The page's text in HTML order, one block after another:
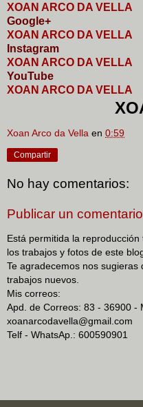
XOAN ARCO DA VELLA
Google+
XOAN ARCO DA VELLA
nstagram
XOAN ARCO DA VELLA
YouTube
XOAN ARCO DA VELLA
Xoan Arco da Vella en 0:59
Compartir
No hay comentarios:
Publicar un comentario
Está permitida la
los trabajos y fotos de este
Te agradecemos nos sugieras
trabajos nuevos.
Mis correos:
Apd. de Correos: 83 - 36900 -
xoanarcodavella@gmail.com
Telf - WhatsAp.: 600590901